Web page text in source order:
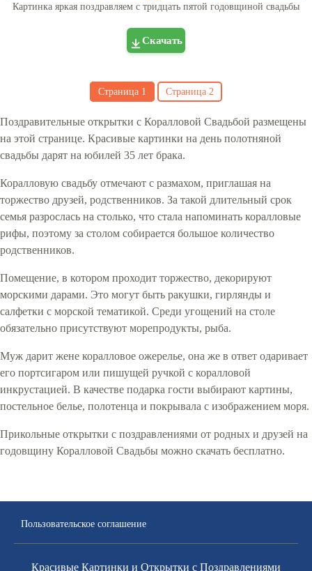
Картинка яркая поздравляем с тридцать пятой годовщиной свадьбы
Скачать
Страница 1 Страница 2
Поздравительные открытки с Коралловой Свадьбой размещены
на этой странице. Красивые картинки на день полотняной
свадьбы дарят на юбилей 35 лет брака.
Коралловую свадьбу отмечают с размахом, приглашая на
торжество друзей, родственников. За такой длительный срок
семья разрослась на столько, что стала напоминать коралловые
рифы, поэтому за столом собирается большое количество
родственников.
Помещение, в котором проходит торжество, декорируют
морскими дарами. Это могут быть ракушки, гирлянды и
салфетки с морской тематикой. Среди угощений на столе
обязательно присутствуют морепродукты, рыба.
Муж дарит жене коралловое ожерелье, она же в ответ одаривает
его портсигаром или пишущей ручкой с коралловой
инкрустацией. В качестве подарка гости выбирают картины,
постельное белье, полотенца и покрывала с изображением моря.
Прикольные открытки с поздравлениями от родных и друзей на
годовщину Коралловой Свадьбы можно скачать бесплатно.
Пользовательское соглашение
Красивые Картинки и Открытки с Поздравлениями